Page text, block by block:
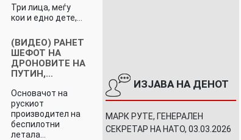
Три лица, меѓу
кои и едно дете,…
(ВИДЕО) РАНЕТ
ШЕФОТ НА
ДРОНОВИТЕ НА
ПУТИН,…
Основачот на
рускиот
производител на
беспилотни
летала…
ИЗЈАВА НА ДЕНОТ
МАРК РУТЕ, ГЕНЕРАЛЕН
СЕКРЕТАР НА НАТО, 03.03.2026